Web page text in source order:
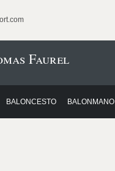
Faurel
BALONCESTO BALONMANO